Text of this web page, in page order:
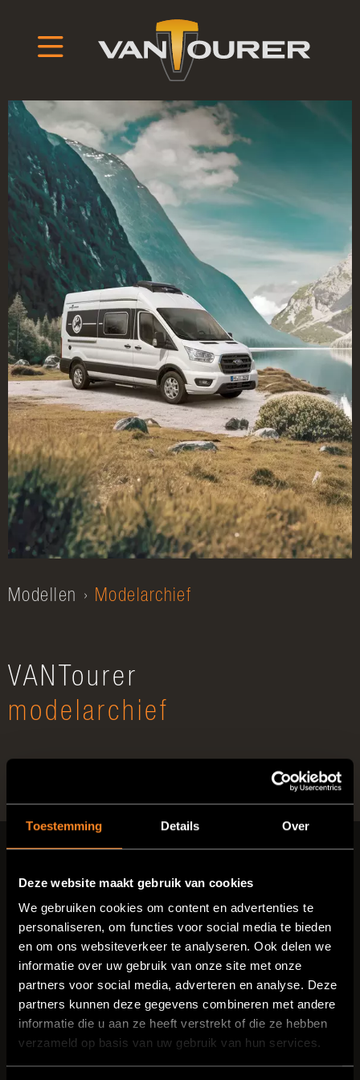
Toestemming Details Over
Deze website maakt gebruik van cookies
We gebruiken cookies om content en advertenties te
personaliseren, om functies voor social media te bieden
en om ons websiteverkeer te analyseren. Ook delen we
informatie over uw gebruik van onze site met onze
partners voor social media, adverteren en analyse. Deze
partners kunnen deze gegevens combineren met andere
informatie die u aan ze heeft verstrekt of die ze hebben
verzameld op basis van uw gebruik van hun services.
Modellen Modelarchief
VANTourer
modelarchief
Blijf op de hoogte
Ontdek alles over de VANTourer-bestelwagen.
Wij houden u op de hoogte van het laatste
nieuws. Vul uw naam en e-mailadres in,
verstuur het formulier en u bent
ingeschreven. U kunt zich op elk moment
uitschrijven voor de nieuwsbrief of uw